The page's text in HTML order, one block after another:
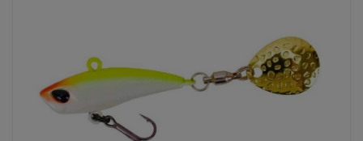
Все категории (9)